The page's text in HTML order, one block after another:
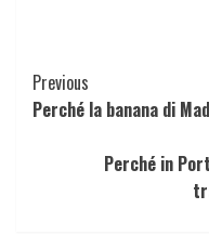
Continue
Reading
Previous
Perché la banana di
Perché in